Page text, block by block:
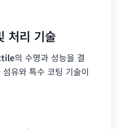
처리 기술
의 수명과 성능을 결
유와 특수 코팅 기술이